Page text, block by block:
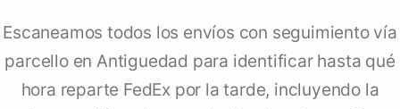
Escaneamos todos los envíos con seguimiento vía
parcello en Antiguedad para identificar hasta qué
hora reparte FedEx por la tarde, incluyendo la